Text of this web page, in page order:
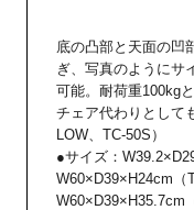
底の凸部と天面の凹
ぎ、写真のようにサ
可能。耐荷重100kg
チェア代わりとして
LOW、TC-50S）
●サイズ：
W60×D39×H24cm（
W60×D39×H35.7cm